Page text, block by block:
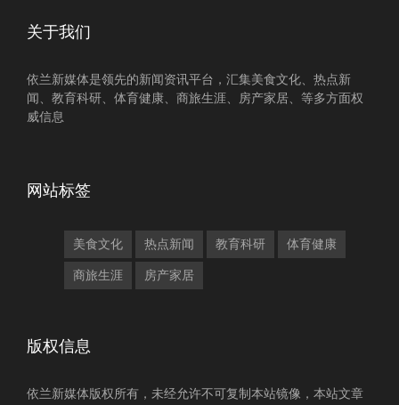
关于我们
依兰新媒体是领先的新闻资讯平台，汇集美食文化、热点新
闻、教育科研、体育健康、商旅生涯、房产家居、等多方面权
威信息
网站标签
美食文化 热点新闻 教育科研 体育健康
商旅生涯 房产家居
版权信息
依兰新媒体版权所有，未经允许不可复制本站镜像，本站文章